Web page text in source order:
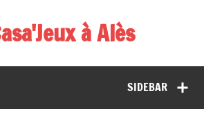
à Alès
démos et de tournois
SIDEBAR